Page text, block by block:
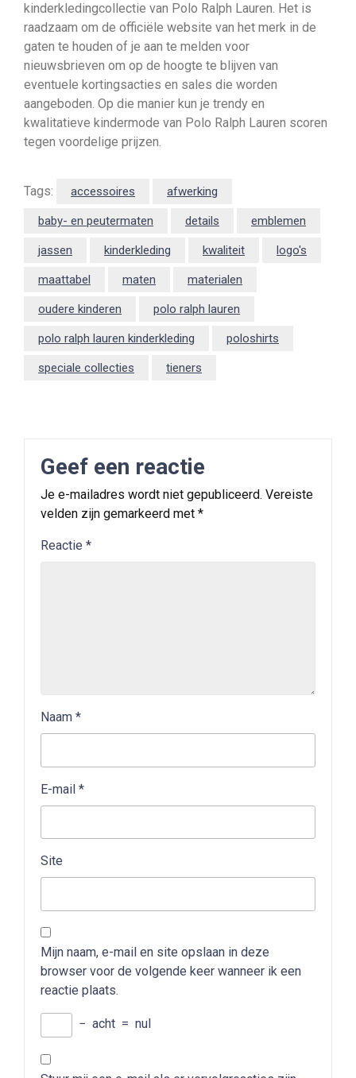
kinderkledingcollectie van Polo Ralph Lauren. Het is
raadzaam om de officiële website van het merk in de
gaten te houden of je aan te melden voor
nieuwsbrieven om op de hoogte te blijven van
eventuele kortingsacties en sales die worden
aangeboden. Op die manier kun je trendy en
kwalitatieve kindermode van Polo Ralph Lauren scoren
tegen voordelige prijzen.
Tags: accessoires afwerking
baby- en peutermaten details emblemen
jassen kinderkleding kwaliteit logo's
maattabel maten materialen
oudere kinderen polo ralph lauren
polo ralph lauren kinderkleding poloshirts
speciale collecties tieners
Geef een reactie
Je e-mailadres wordt niet gepubliceerd. Vereiste
velden zijn gemarkeerd met *
Reactie *
Naam *
E-mail *
Site
Mijn naam, e-mail en site opslaan in deze
browser voor de volgende keer wanneer ik een
reactie plaats.
− acht = nul